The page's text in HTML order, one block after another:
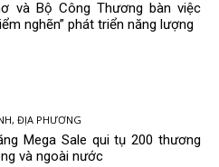
và Bộ Công Thương bàn việc
nghẽn” phát triển năng lượng
ĐỊA PHƯƠNG
Mega Sale qui tụ 200 thương
và ngoài nước